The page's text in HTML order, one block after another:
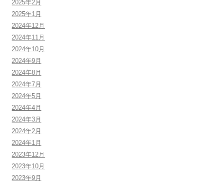
2025年2月
2025年1月
2024年12月
2024年11月
2024年10月
2024年9月
2024年8月
2024年7月
2024年5月
2024年4月
2024年3月
2024年2月
2024年1月
2023年12月
2023年10月
2023年9月